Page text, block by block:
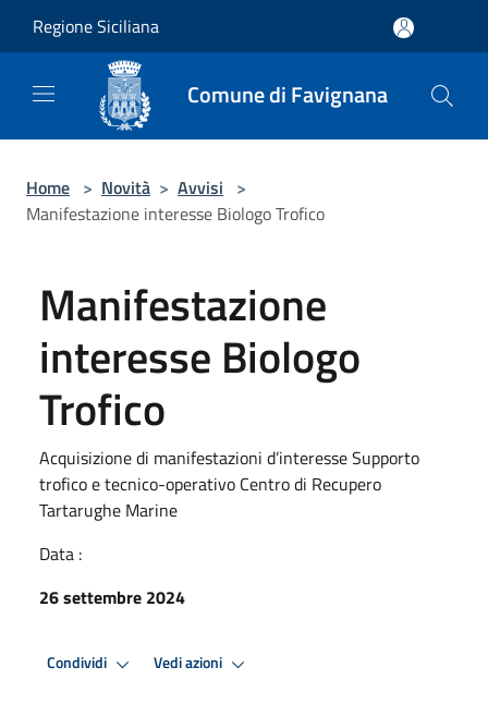
Regione Siciliana
Comune di Favignana
Home > Novità > Avvisi >
Manifestazione interesse Biologo Trofico
Manifestazione
interesse Biologo
Trofico
Acquisizione di manifestazioni d’interesse Supporto
trofico e tecnico-operativo Centro di Recupero
Tartarughe Marine
Data :
26 settembre 2024
Condividi Vedi azioni